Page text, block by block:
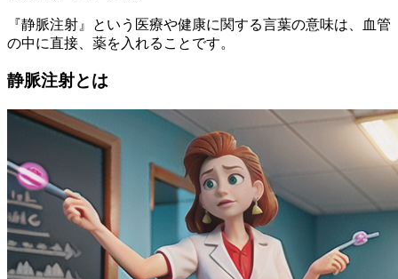
『静脈注射』という医療や健康に関する言葉の意味は、血管
の中に直接、薬を入れることです。
静脈注射とは